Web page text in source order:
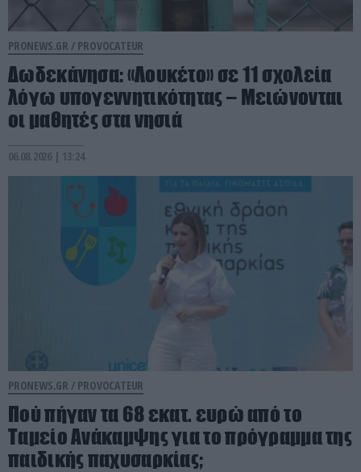
PRONEWS.GR / PROVOCATEUR
Δωδεκάνησα: «Λουκέτο» σε 11 σχολεία
λόγω υπογεννητικότητας – Μειώνονται
οι μαθητές στα νησιά
06.08.2026 | 13:24
PRONEWS.GR / PROVOCATEUR
Πού πήγαν τα 68 εκατ. ευρώ από το
Ταμείο Ανάκαμψης για το πρόγραμμα της
παιδικής παχυσαρκίας;